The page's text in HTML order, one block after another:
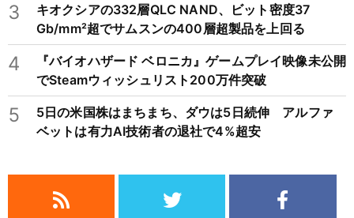
3
キオクシアの332層QLC NAND、ビット密度37
Gb/mm²超でサムスンの400層超製品を上回る
4
『バイオハザード ベロニカ』ゲームプレイ映像未公開
でSteamウィッシュリスト200万件突破
5
5日の米国株はまちまち、ダウは5日続伸 アルファ
ベットは有力AI技術者の退社で4%超安